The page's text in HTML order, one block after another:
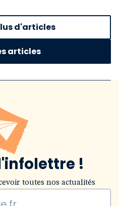
d'articles
articles
!
toutes nos actualités